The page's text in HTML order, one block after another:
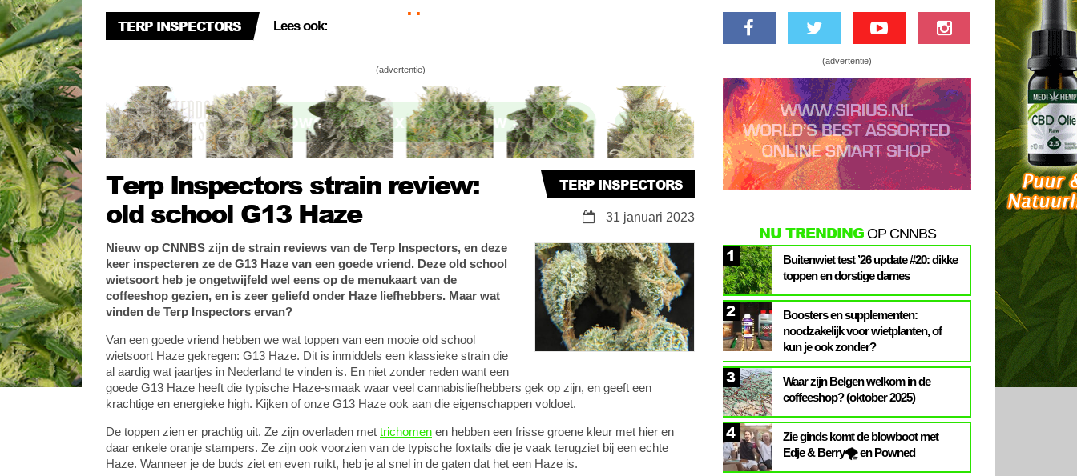
TERP INSPECTORS Lees ook:
Nieuw! Strain reviews van de Terp Inspectors:
Lemon Popperz
(advertentie)
Terp Inspectors strain review:
old school G13 Haze
TERP INSPECTORS
31 januari 2023
Nieuw op CNNBS zijn de strain reviews van de Terp Inspectors, en deze
keer inspecteren ze de G13 Haze van een goede vriend. Deze old school
wietsoort heb je ongetwijfeld wel eens op de menukaart van de
coffeeshop gezien, en is zeer geliefd onder Haze liefhebbers. Maar wat
vinden de Terp Inspectors ervan?
Van een goede vriend hebben we wat toppen van een mooie old school
wietsoort Haze gekregen: G13 Haze. Dit is inmiddels een klassieke strain die
al aardig wat jaartjes in Nederland te vinden is. En niet zonder reden want een
goede G13 Haze heeft die typische Haze-smaak waar veel cannabisliefhebbers gek op zijn, en geeft een
krachtige en energieke high. Kijken of onze G13 Haze ook aan die eigenschappen voldoet.
De toppen zien er prachtig uit. Ze zijn overladen met trichomen en hebben een frisse groene kleur met hier en
daar enkele oranje stampers. Ze zijn ook voorzien van de typische foxtails die je vaak terugziet bij een echte
Haze. Wanneer je de buds ziet en even ruikt, heb je al snel in de gaten dat het een Haze is.
(advertentie)
NU TRENDINGOP CNNBS
1
Buitenwiet test ’26 update #20: dikke
toppen en dorstige dames
2
Boosters en supplementen:
noodzakelijk voor wietplanten, of
kun je ook zonder?
3
Waar zijn Belgen welkom in de
coffeeshop? (oktober 2025)
4
Zie ginds komt de blowboot met
Edje & Berry🌪️ en Powned